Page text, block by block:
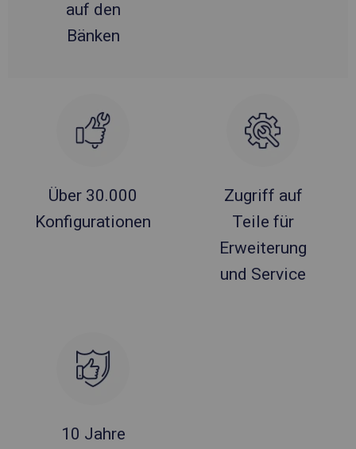
auf den
Bänken
Über 30.000
Konfigurationen
Zugriff auf
Teile für
Erweiterung
und Service
10 Jahre